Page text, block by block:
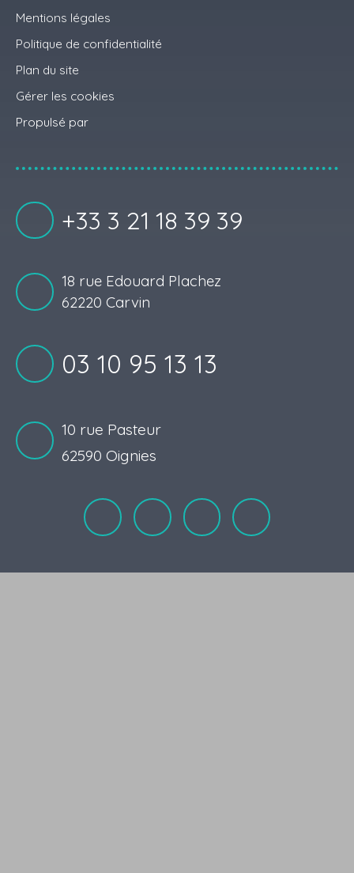
Mentions légales
Politique de confidentialité
Plan du site
Gérer les cookies
Propulsé par
+33 3 21 18 39 39
18 rue Edouard Plachez
62220 Carvin
03 10 95 13 13
10 rue Pasteur
62590 Oignies